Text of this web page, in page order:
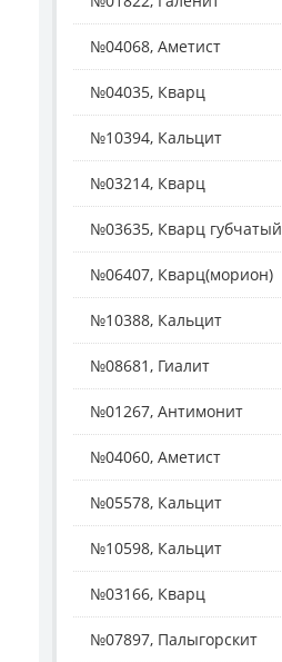
№04068, Аметист
№04035, Кварц
№10394, Кальцит
№03214, Кварц
№03635, Кварц губчатый
№06407, Кварц(морион)
№10388, Кальцит
№08681, Гиалит
№01267, Антимонит
№04060, Аметист
№05578, Кальцит
№10598, Кальцит
№03166, Кварц
№07897, Палыгорскит